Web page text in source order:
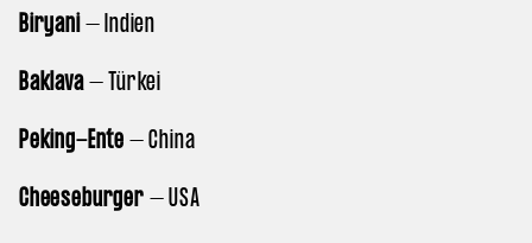
Biryani– Indien
Baklava– Türkei
Peking-Ente – China
Cheeseburger – USA